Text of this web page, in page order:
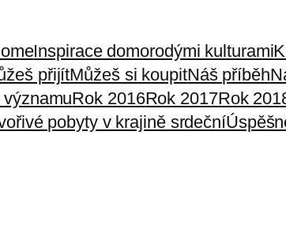
Inspirace domorodými kulturami
přijítMůžeš si koupitNáš příběh
Rok 2016Rok 2017Rok
pobyty v krajině srdeční